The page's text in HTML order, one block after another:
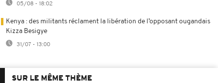
05/08 - 18:02
Kenya : des militants réclament la libération de l’opposant ougandais
Kizza Besigye
31/07 - 13:00
SUR LE MÊME THÈME